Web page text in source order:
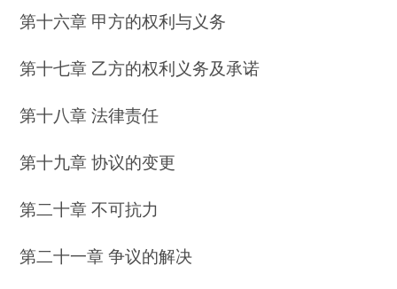
第十六章 甲方的权利与义务
第十七章 乙方的权利义务及承诺
第十八章 法律责任
第十九章 协议的变更
第二十章 不可抗力
第二十一章 争议的解决